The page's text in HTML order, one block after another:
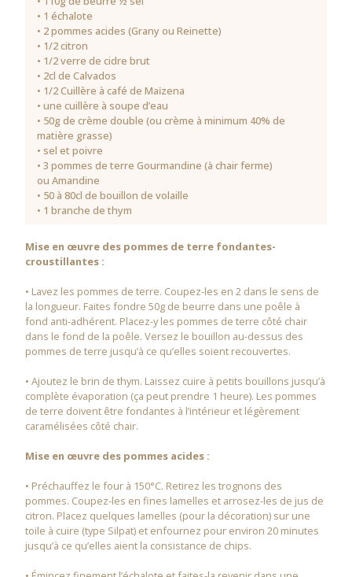
• 1 échalote
• 2 pommes acides (Grany ou Reinette)
• 1/2 citron
• 1/2 verre de cidre brut
• 2cl de Calvados
• 1/2 Cuillère à café de Maïzena
• une cuillère à soupe d’eau
• 50g de crème double (ou crème à minimum 40% de
matière grasse)
• sel et poivre
• 3 pommes de terre Gourmandine (à chair ferme)
ou Amandine
• 50 à 80cl de bouillon de volaille
• 1 branche de thym
Mise en œuvre des pommes de terre fondantes-
croustillantes :
• Lavez les pommes de terre. Coupez-les en 2 dans le sens de
la longueur. Faites fondre 50g de beurre dans une poêle à
fond anti-adhérent. Placez-y les pommes de terre côté chair
dans le fond de la poêle. Versez le bouillon au-dessus des
pommes de terre jusqu’à ce qu’elles soient recouvertes.
• Ajoutez le brin de thym. Laissez cuire à petits bouillons jusqu’à
complète évaporation (ça peut prendre 1 heure). Les pommes
de terre doivent être fondantes à l’intérieur et légèrement
caramélisées côté chair.
Mise en œuvre des pommes acides :
• Préchauffez le four à 150°C. Retirez les trognons des
pommes. Coupez-les en fines lamelles et arrosez-les de jus de
citron. Placez quelques lamelles (pour la décoration) sur une
toile à cuire (type Silpat) et enfournez pour environ 20 minutes
jusqu’à ce qu’elles aient la consistance de chips.